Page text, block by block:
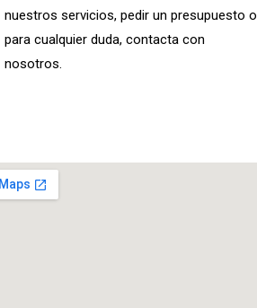
nuestros servicios, pedir un presupuesto o
para cualquier duda, contacta con
nosotros.